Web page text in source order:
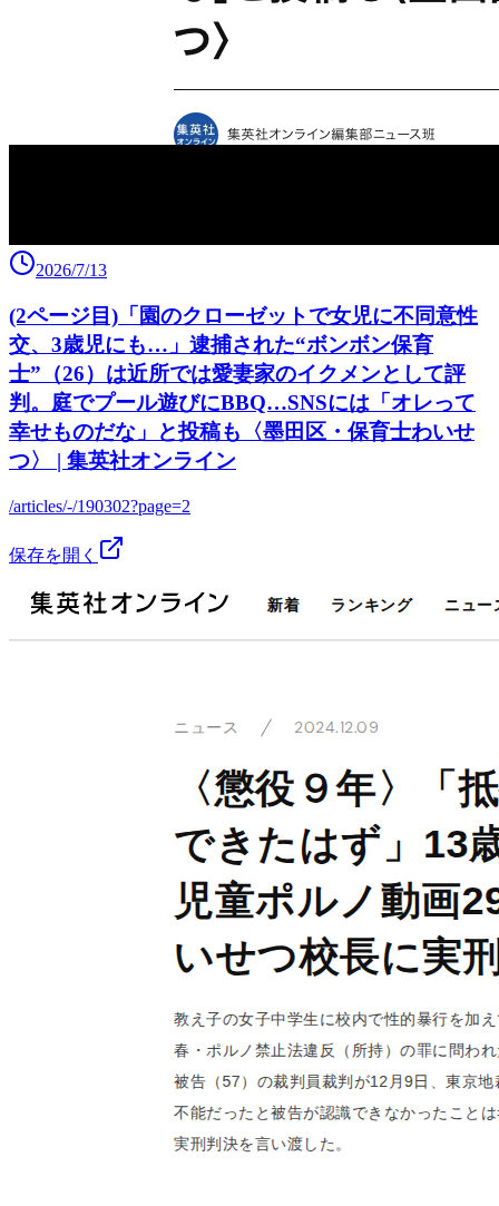
2026/7/13
(2ページ目)「園のクローゼットで女児に不同意性
交、3歳児にも…」逮捕された“ボンボン保育
士”（26）は近所では愛妻家のイクメンとして評
判。庭でプール遊びにBBQ…SNSには「オレって
幸せものだな」と投稿も〈墨田区・保育士わいせ
つ〉 | 集英社オンライン
/articles/-/190302?page=2
保存を開く